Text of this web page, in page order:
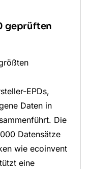
geprüften
EPDs,
Daten in
Die
Datensätze
wie ecoinvent
eine